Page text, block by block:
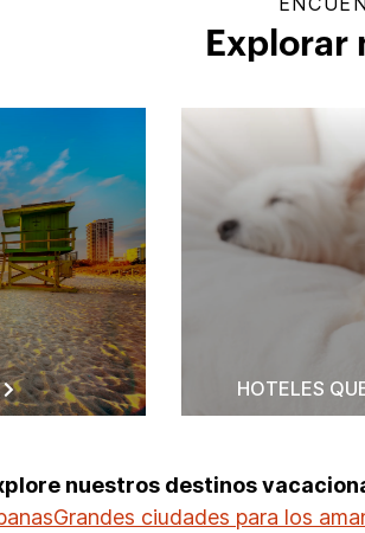
Explorar
HOTELES
nuestros destinos
Grandes ciudades para los